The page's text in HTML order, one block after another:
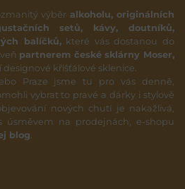
výběr alkoholu, originálních
setů, kávy, doutníků,
balíčků,které vás dostanou do
partnerem české sklárny Moser,
křišťálové sklenice.
Praze jsme tu pro vás denně,
vybrat to pravé a dárky i stylově
nových chutí je nakažlivá,
úsměvem na prodejnách, e-shopu
blog.